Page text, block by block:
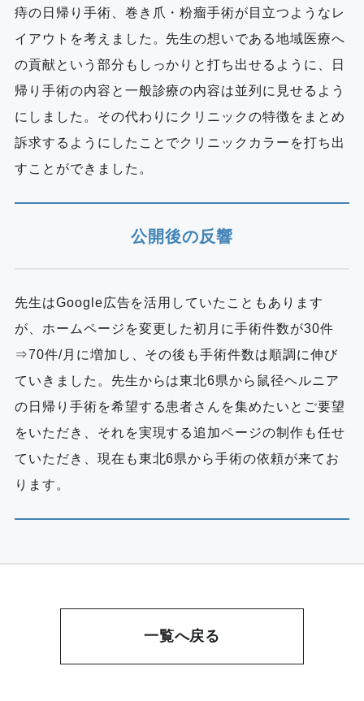
痔の日帰り手術、巻き爪・粉瘤手術が目立つようなレ
イアウトを考えました。先生の想いである地域医療へ
の貢献という部分もしっかりと打ち出せるように、日
帰り手術の内容と一般診療の内容は並列に見せるよう
にしました。その代わりにクリニックの特徴をまとめ
訴求するようにしたことでクリニックカラーを打ち出
すことができました。
公開後の反響
先生はGoogle広告を活用していたこともあります
が、ホームページを変更した初月に手術件数が30件
⇒70件/月に増加し、その後も手術件数は順調に伸び
ていきました。先生からは東北6県から鼠径ヘルニア
の日帰り手術を希望する患者さんを集めたいとご要望
をいただき、それを実現する追加ページの制作も任せ
ていただき、現在も東北6県から手術の依頼が来てお
ります。
一覧へ戻る